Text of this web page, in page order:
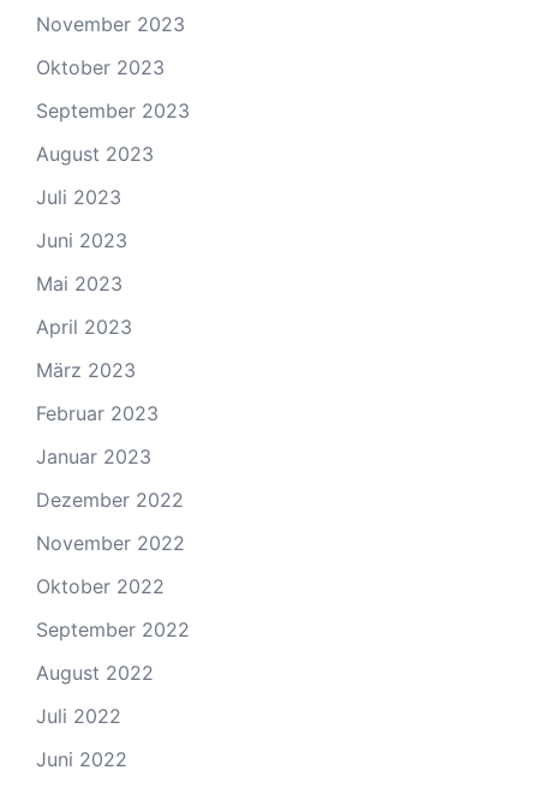
November 2023
Oktober 2023
September 2023
August 2023
Juli 2023
Juni 2023
Mai 2023
April 2023
März 2023
Februar 2023
Januar 2023
Dezember 2022
November 2022
Oktober 2022
September 2022
August 2022
Juli 2022
Juni 2022